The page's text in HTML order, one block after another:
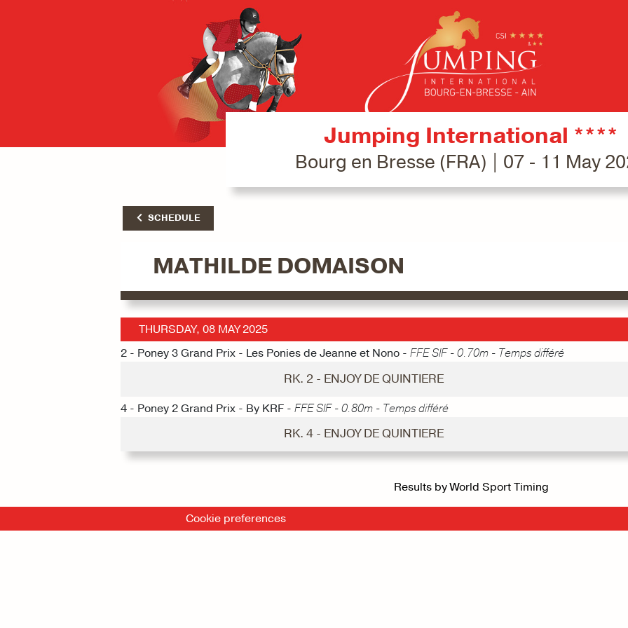
Jumping International ****
Bourg en Bresse (FRA) | 07 - 11 May
SCHEDULE
MATHILDE DOMAISON
THURSDAY, 08 MAY 2025
2 - Poney 3 Grand Prix - Les Ponies de Jeanne et Nono - FFE SIF - 0.70m - Temps différé
RK. 2 - ENJOY DE QUINTIERE
4 - Poney 2 Grand Prix - By KRF - FFE SIF - 0.80m - Temps différé
RK. 4 - ENJOY DE QUINTIERE
Results by World Sport Timing
Cookie preferences